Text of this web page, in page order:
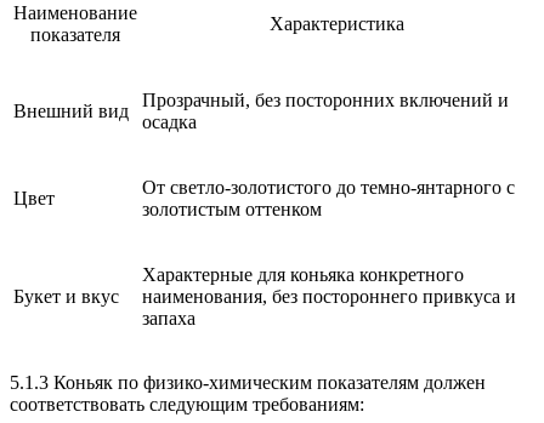
Наименование
показателя
Характеристика
Внешний вид
Прозрачный, без посторонних включений и
осадка
Цвет
От светло-золотистого до темно-янтарного с
золотистым оттенком
Букет и вкус
Характерные для коньяка конкретного
наименования, без постороннего привкуса и
запаха
5.1.3 Коньяк по физико-химическим показателям должен
соответствовать следующим требованиям: